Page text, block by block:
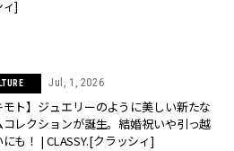
]
Jul, 1, 2026
モト】ジュエリーのように美しい新たな
コレクションが誕生。結婚祝いや引っ越
にも！ | CLASSY.[クラッシィ]